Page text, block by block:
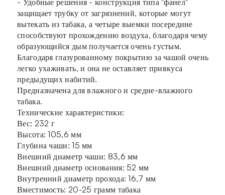
защищает трубку от загрязнений, которые могут
вытекать из табака, а четыре выемки посередине
способствуют прохождению воздуха, благодаря чему
образующийся дым получается очень густым.
Благодаря глазурованному покрытию за чашой очень
легко ухаживать, и она не оставляет привкуса
предыдущих набитий.
Предназначена для влажного и средне-влажного
табака.
Технические характеристики:
Вес: 232 г
Высота: 105,6 мм
Глубина чаши: 15 мм
Внешний диаметр чаши: 83,6 мм
Внешний диаметр основания: 52 мм
Внутренний диаметр прохода: 16,7 мм
Вместимость: 20-25 грамм табака